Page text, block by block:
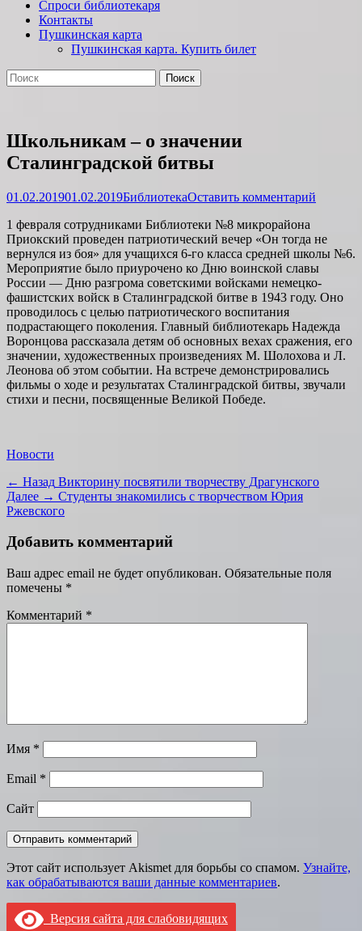
Спроси библиотекаря
Контакты
Пушкинская карта
Пушкинская карта. Купить билет
Поиск
Найти:
Школьникам – о значении
Сталинградской битвы
Опубликовано
01.02.201901.02.2019Автор
БиблиотекаОставить комментарий
1 февраля сотрудниками Библиотеки №8 микрорайона
Приокский проведен патриотический вечер «Он тогда не
вернулся из боя» для учащихся 6-го класса средней школы №6.
Мероприятие было приурочено ко Дню воинской славы
России — Дню разгрома советскими войсками немецко-
фашистских войск в Сталинградской битве в 1943 году. Оно
проводилось с целью патриотического воспитания
подрастающего поколения. Главный библиотекарь Надежда
Воронцова рассказала детям об основных вехах сражения, его
значении, художественных произведениях М. Шолохова и Л.
Леонова об этом событии. На встрече демонстрировались
фильмы о ходе и результатах Сталинградской битвы, звучали
стихи и песни, посвященные Великой Победе.
Категории
Новости
Навигация
по
← Назад Предыдущая
запись:
Викторину посвятили творчеству Драгунского
Далее → Следующая
запись:
Студенты знакомились с творчеством Юрия
Ржевского
Добавить комментарий
Ваш адрес email не будет опубликован. Обязательные поля
помечены *
Комментарий *
Имя *
Email *
Сайт
Этот сайт использует Akismet для борьбы со спамом. Узнайте,
как обрабатываются ваши данные комментариев.
Версия сайта для слабовидящих